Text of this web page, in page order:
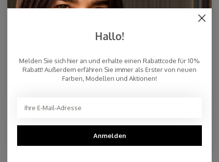
Hergestellt in Europa & Mulesing-frei
Persönlicher Kundenservice
Top Reviews 9.4
You may also like
Hallo!
Melden Sie sich hier an und erhalte einen Rabattcode für 10%
Rabatt! Außerdem erfähren Sie immer als Erster von neuen
Farben, Modellen und Aktionen!
Anmelden